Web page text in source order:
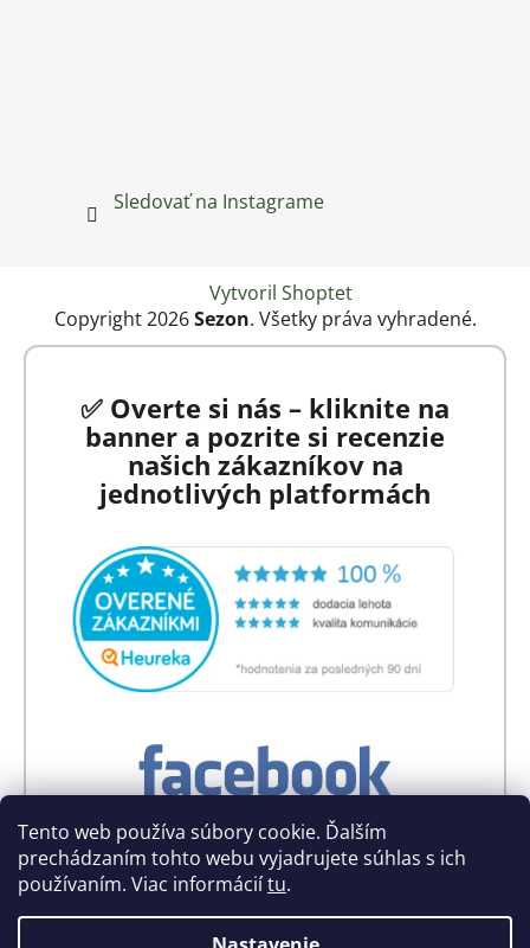
Tento web používa súbory cookie. Ďalším
prechádzaním tohto webu vyjadrujete súhlas s ich
používaním. Viac informáciítu.
Sledovať na Instagrame
Vytvoril Shoptet
Copyright 2026Sezon. Všetky práva vyhradené.
✅ Overte si nás – kliknite na
banner a pozrite si recenzie
našich zákazníkov na
jednotlivých platformách